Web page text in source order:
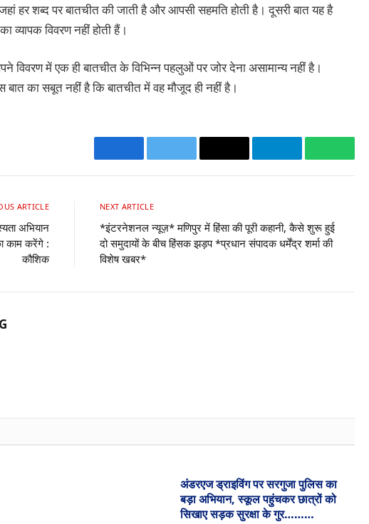
जहां हर शब्द पर बातचीत की जाती है और आपसी सहमति होती है। दूसरी बात यह है
व्यापक विवरण नहीं होती हैं।
विवरण में एक ही बातचीत के विभिन्न पहलुओं पर जोर देना असामान्य नहीं है।
बात का सबूत नहीं है कि बातचीत में वह मौजूद ही नहीं है।
FacebookTwitter Email Telegram
ARTICLE
अभियान
काम करेंगे :
कौशिक
NEXT ARTICLE
*इंटरनेशनल न्यूज़* मणिपुर में हिंसा की पूरी कहानी, कैसे शुरू हुई
दो समुदायों के बीच हिंसक झड़प *प्रधान संपादक धर्मेंद्र शर्मा की
विशेष खबर*
अंडरएज ड्राइविंग पर सरगुजा पुलिस का
बड़ा अभियान, स्कूल पहुंचकर छात्रों को
सिखाए सड़क सुरक्षा के गुर………